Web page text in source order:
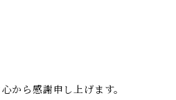
から感謝申し上げます。